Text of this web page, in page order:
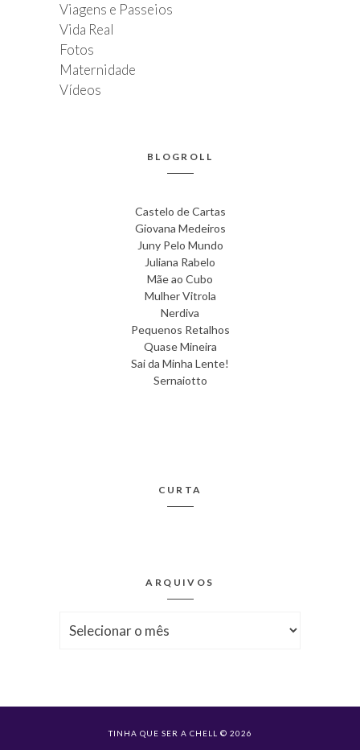
Viagens e Passeios
Vida Real
Fotos
Maternidade
Vídeos
BLOGROLL
Castelo de Cartas
Giovana Medeiros
Juny Pelo Mundo
Juliana Rabelo
Mãe ao Cubo
Mulher Vitrola
Nerdiva
Pequenos Retalhos
Quase Mineira
Sai da Minha Lente!
Sernaiotto
CURTA
ARQUIVOS
TINHA QUE SER A CHELL © 2026